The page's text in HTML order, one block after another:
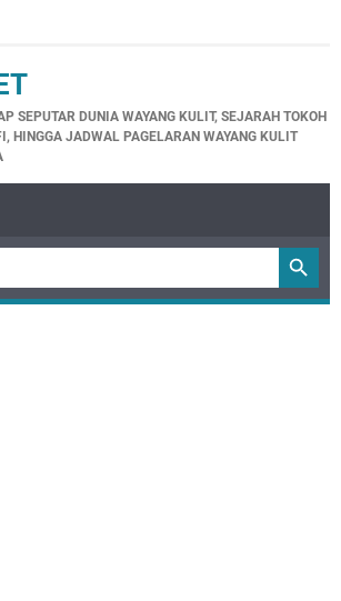
SEPUTAR DUNIA WAYANG KULIT, SEJARAH TOKOH
HINGGA JADWAL PAGELARAN WAYANG KULIT